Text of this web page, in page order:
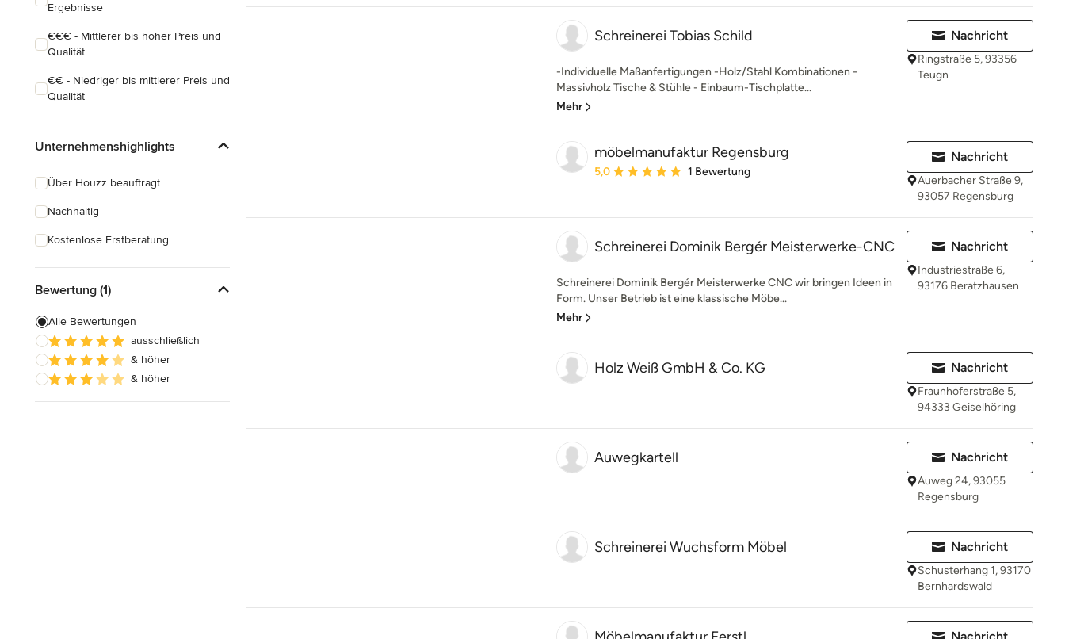
Ergebnisse
€€€ - Mittlerer bis hoher Preis und
Qualität
€€ - Niedriger bis mittlerer Preis und
Qualität
Unternehmenshighlights
Über Houzz beauftragt
Nachhaltig
Kostenlose Erstberatung
Bewertung (1)
Alle Bewertungen
ausschließlich
& höher
& höher
Schreinerei Tobias Schild
-Individuelle Maßanfertigungen -Holz/Stahl Kombinationen -
Massivholz Tische & Stühle - Einbaum-Tischplatte...
Mehr
Nachricht
Ringstraße 5, 93356
Teugn
möbelmanufaktur Regensburg
Durchschnittliche Bewertung: 5 von 5 Sternen
5,0 1 Bewertung
Nachricht
Auerbacher Straße 9,
93057 Regensburg
Schreinerei Dominik Bergér Meisterwerke-CNC
Schreinerei Dominik Bergér Meisterwerke CNC wir bringen Ideen in
Form. Unser Betrieb ist eine klassische Möbe...
Mehr
Nachricht
Industriestraße 6,
93176 Beratzhausen
Holz Weiß GmbH & Co. KG Nachricht
Fraunhoferstraße 5,
94333 Geiselhöring
Auwegkartell Nachricht
Auweg 24, 93055
Regensburg
Schreinerei Wuchsform Möbel Nachricht
Schusterhang 1, 93170
Bernhardswald